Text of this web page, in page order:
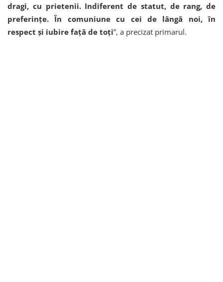
dragi, cu prietenii. Indiferent de statut, de rang, de
preferințe. În comuniune cu cei de lângă noi, în
respect și iubire față de toți”, a precizat primarul.